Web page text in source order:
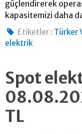
güçlendirerek
kapasitemizi daha
Etiketler : Türker
elektrik
Spot
TL